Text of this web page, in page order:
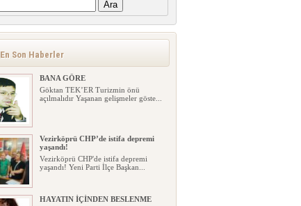
En Son Haberler
BANA GÖRE
Göktan TEK’ER Turizmin önü
açılmalıdır Yaşanan gelişmeler göste...
Vezirköprü CHP’de istifa depremi
yaşandı!
Vezirköprü CHP'de istifa depremi
yaşandı! Yeni Parti İlçe Başkan...
HAYATIN İÇİNDEN BESLENME